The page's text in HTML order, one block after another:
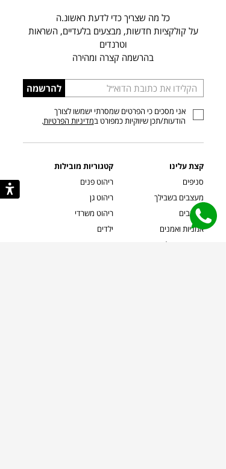
כל מה שצריך כדי לדעת ראשונ.ה
על קולקציות חדשות, מבצעים בלעדיים, השראות
וטרנדים
בהרשמה קצרה ומהירה
הכניסו
כתובת
דוא”ל
להרשמה
אני מסכים כי הפרטים שמסרתי ישמשו לצורך
הודעות/תכן שיווקיות כמפורט במדיניות הפרטיות.
קצת עלינו
סניפים
מעצבים בשבילך
מעצבים
אמניות ואמנים
קשרי אדריכלים
קטגוריות מובילות
ריהוט פנים
ריהוט גן
ריהוט משרדי
ילדים